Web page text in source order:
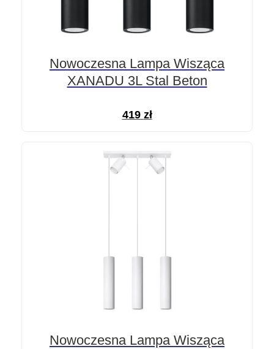
Nowoczesna Lampa Wisząca
XANADU 3L Stal Beton
419 zł
Nowoczesna Lampa Wisząca